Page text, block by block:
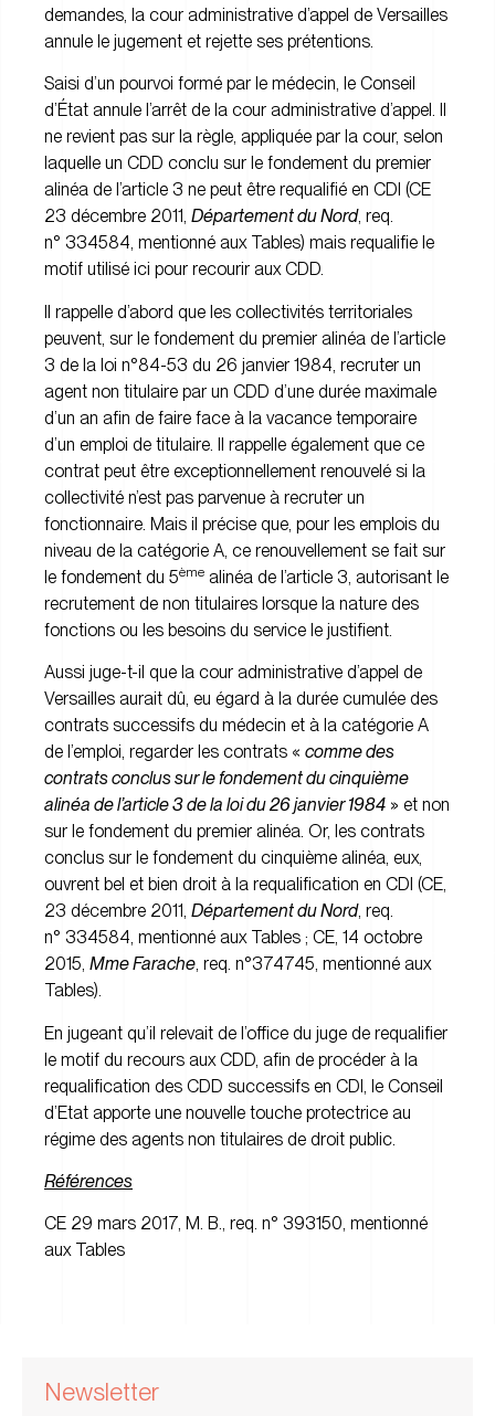
demandes, la cour administrative d’appel de Versailles
annule le jugement et rejette ses prétentions.
Saisi d’un pourvoi formé par le médecin, le Conseil
d’État annule l’arrêt de la cour administrative d’appel. Il
ne revient pas sur la règle, appliquée par la cour, selon
laquelle un CDD conclu sur le fondement du premier
alinéa de l’article 3 ne peut être requalifié en CDI (CE
23 décembre 2011, Département du Nord, req.
n° 334584, mentionné aux Tables) mais requalifie le
motif utilisé ici pour recourir aux CDD.
Il rappelle d’abord que les collectivités territoriales
peuvent, sur le fondement du premier alinéa de l’article
3 de la loi n°84-53 du 26 janvier 1984, recruter un
agent non titulaire par un CDD d’une durée maximale
d’un an afin de faire face à la vacance temporaire
d’un emploi de titulaire. Il rappelle également que ce
contrat peut être exceptionnellement renouvelé si la
collectivité n’est pas parvenue à recruter un
fonctionnaire. Mais il précise que, pour les emplois du
niveau de la catégorie A, ce renouvellement se fait sur
le fondement du 5ème alinéa de l’article 3, autorisant le
recrutement de non titulaires lorsque la nature des
fonctions ou les besoins du service le justifient.
Aussi juge-t-il que la cour administrative d’appel de
Versailles aurait dû, eu égard à la durée cumulée des
contrats successifs du médecin et à la catégorie A
de l’emploi, regarder les contrats « comme des
contrats conclus sur le fondement du cinquième
alinéa de l’article 3 de la loi du 26 janvier 1984 » et non
sur le fondement du premier alinéa. Or, les contrats
conclus sur le fondement du cinquième alinéa, eux,
ouvrent bel et bien droit à la requalification en CDI (CE,
23 décembre 2011, Département du Nord, req.
n° 334584, mentionné aux Tables ; CE, 14 octobre
2015, Mme Farache, req. n°374745, mentionné aux
Tables).
En jugeant qu’il relevait de l’office du juge de requalifier
le motif du recours aux CDD, afin de procéder à la
requalification des CDD successifs en CDI, le Conseil
d’Etat apporte une nouvelle touche protectrice au
régime des agents non titulaires de droit public.
Références
CE 29 mars 2017, M. B., req. n° 393150, mentionné
aux Tables
Newsletter